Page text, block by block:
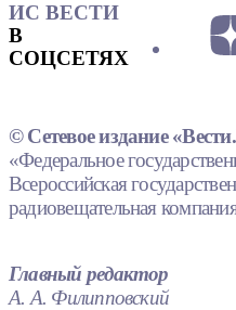
ИС ВЕСТИ
В
СОЦСЕТЯХ
© Сетевое издание
«Федеральное
Всероссийская
радиовещательная
Главный редактор
А. А. Филипповский